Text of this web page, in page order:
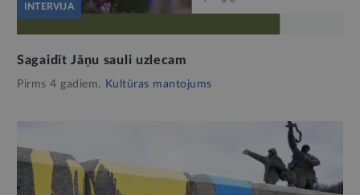
INTERVIJA
Sagaidīt Jāņu sauli uzlecam
Pirms 4 gadiem, Kultūras mantojums